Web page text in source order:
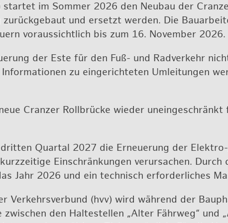
im Som­mer 2026 den Neu­bau der
und er­setzt wer­den. Die
vor­aus­sicht­lich bis zum 16. No­vem­ber 2026.
der Este für den Fuß- und Rad­ver­kehr
zu ein­ge­rich­te­ten Um­lei­tun­gen
Cran­zer Roll­brü­cke wie­der un­ein­ge­schränkt
Quar­tal 2027 die Er­neue­rung der
Ein­schrän­kun­gen ver­ur­sa­chen.
Jahr 2026 und ein tech­nisch er­for­der­li­ches
Ver­kehrs­ver­bund (hvv) wird wäh­rend der
den Hal­te­stel­len „Alter Fähr­weg“ und